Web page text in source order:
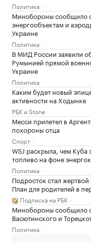
Политика
Минобороны сообщило
энергообъектам и
Украине
Политика
В МИД России заявили
Румынией прямой
Украине
Политика
Каким будет новый
активности на Ходынке
РБК и Stone
Месси прилетел в
похороны отца
Спорт
WSJ раскрыла, чем Куба
топливо на фоне
Политика
Подросток стал
План для родителей в
Подписка на РБК
Минобороны сообщило
Васютинского и
Политика